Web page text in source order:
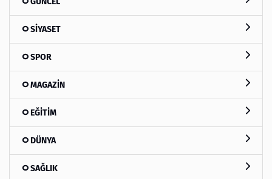
SİYASET
SPOR
MAGAZİN
EĞİTİM
DÜNYA
SAĞLIK